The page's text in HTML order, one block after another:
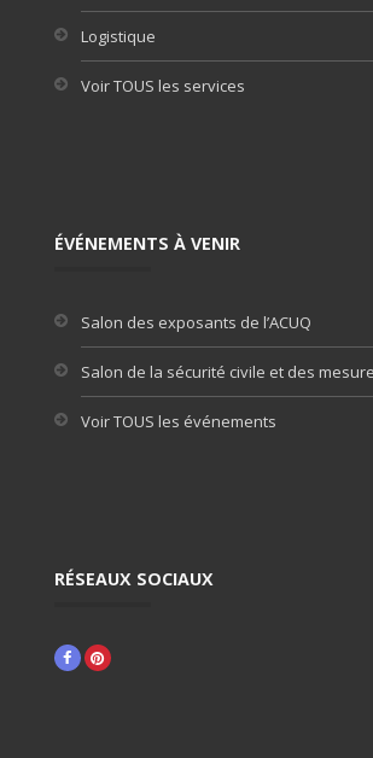
Logistique
Voir TOUS les services
ÉVÉNEMENTS À VENIR
Salon des exposants de l’ACUQ
Salon de la sécurité civile et des
Voir TOUS les événements
RÉSEAUX SOCIAUX
FacebookPinterest